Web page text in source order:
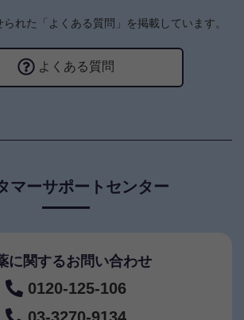
れた「よくある質問」を掲載しています。
よくある質問
マーサポートセンター
に関するお問い合わせ
0120-125-106
03-3270-9134